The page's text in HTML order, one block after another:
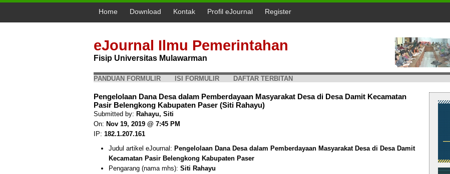
Home Download Kontak Profil eJournal Register
eJournal Ilmu Pemerintahan
Fisip Universitas Mulawarman
PANDUAN FORMULIR ISI FORMULIR DAFTAR TERBITAN
Pengelolaan Dana Desa dalam Pemberdayaan Masyarakat Desa di Desa Damit Kecamatan
Pasir Belengkong Kabupaten Paser (Siti Rahayu)
Submitted by: Rahayu, Siti
On: Nov 19, 2019 @ 7:45 PM
IP: 182.1.207.161
Judul artikel eJournal: Pengelolaan Dana Desa dalam Pemberdayaan Masyarakat Desa di Desa Damit
Kecamatan Pasir Belengkong Kabupaten Paser
Pengarang (nama mhs): Siti Rahayu